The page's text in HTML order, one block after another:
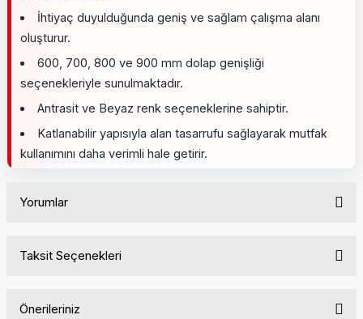
İhtiyaç duyulduğunda geniş ve sağlam çalışma alanı
oluşturur.
600, 700, 800 ve 900 mm dolap genişliği
seçenekleriyle sunulmaktadır.
Antrasit ve Beyaz renk seçeneklerine sahiptir.
Katlanabilir yapısıyla alan tasarrufu sağlayarak mutfak
kullanımını daha verimli hale getirir.
Yorumlar
Taksit Seçenekleri
Önerileriniz